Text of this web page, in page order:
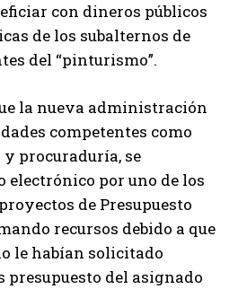
con dineros públicos
de los subalternos de
del “pinturismo”.
la nueva administración
competentes como
procuraduría, se
electrónico por uno de los
de Presupuesto
recursos debido a que
le habían solicitado
del asignado